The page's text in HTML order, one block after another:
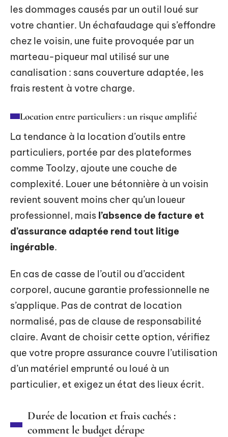
les dommages causés par un outil loué sur
votre chantier. Un échafaudage qui s’effondre
chez le voisin, une fuite provoquée par un
marteau-piqueur mal utilisé sur une
canalisation : sans couverture adaptée, les
frais restent à votre charge.
Location entre particuliers : un risque amplifié
La tendance à la location d’outils entre
particuliers, portée par des plateformes
comme Toolzy, ajoute une couche de
complexité. Louer une bétonnière à un voisin
revient souvent moins cher qu’un loueur
professionnel, mais l’absence de facture et
d’assurance adaptée rend tout litige
ingérable.
En cas de casse de l’outil ou d’accident
corporel, aucune garantie professionnelle ne
s’applique. Pas de contrat de location
normalisé, pas de clause de responsabilité
claire. Avant de choisir cette option, vérifiez
que votre propre assurance couvre l’utilisation
d’un matériel emprunté ou loué à un
particulier, et exigez un état des lieux écrit.
Durée de location et frais cachés :
comment le budget dérape